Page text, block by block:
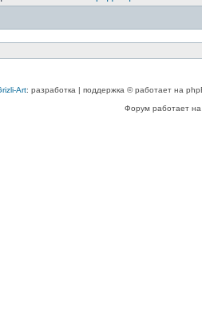
Art: разработка | поддержка © работает на
Форум работает